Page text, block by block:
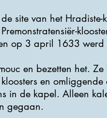
site van het Hradiste-
op 3 april 1633
en bezetten het.
en
in de kapel. Alleen
gegaan.